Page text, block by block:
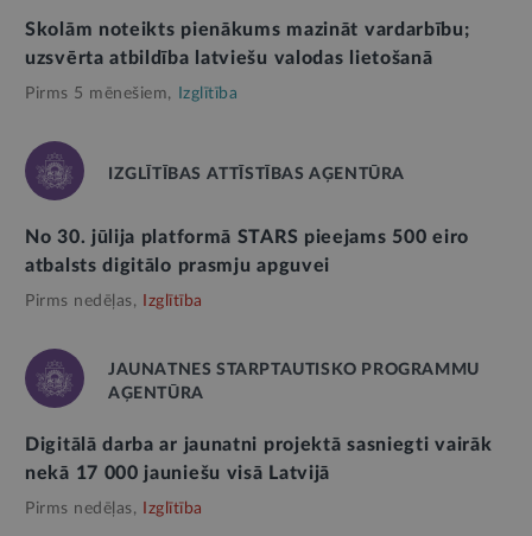
Skolām noteikts pienākums mazināt vardarbību;
uzsvērta atbildība latviešu valodas lietošanā
Pirms 5 mēnešiem, Izglītība
IZGLĪTĪBAS ATTĪSTĪBAS AĢENTŪRA
No 30. jūlija platformā STARS pieejams 500 eiro
atbalsts digitālo prasmju apguvei
Pirms nedēļas, Izglītība
JAUNATNES STARPTAUTISKO PROGRAMMU
AĢENTŪRA
Digitālā darba ar jaunatni projektā sasniegti vairāk
nekā 17 000 jauniešu visā Latvijā
Pirms nedēļas, Izglītība